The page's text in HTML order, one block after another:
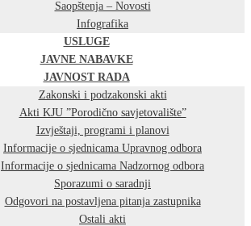
Saopštenja – Novosti
Infografika
USLUGE
JAVNE NABAVKE
JAVNOST RADA
Zakonski i podzakonski akti
Akti KJU ”Porodično savjetovalište”
Izvještaji, programi i planovi
Informacije o sjednicama Upravnog odbora
Informacije o sjednicama Nadzornog odbora
Sporazumi o saradnji
Odgovori na postavljena pitanja zastupnika
Ostali akti